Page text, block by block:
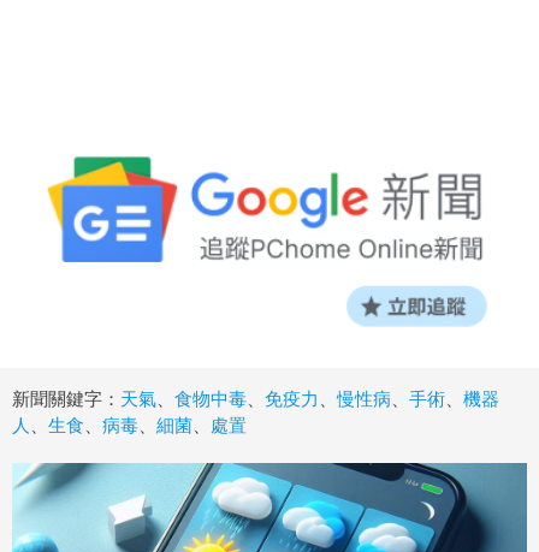
新聞關鍵字： 天氣 食物中毒 免疫力 、慢性病 手術
機器
人
生食 病毒 細菌 處置